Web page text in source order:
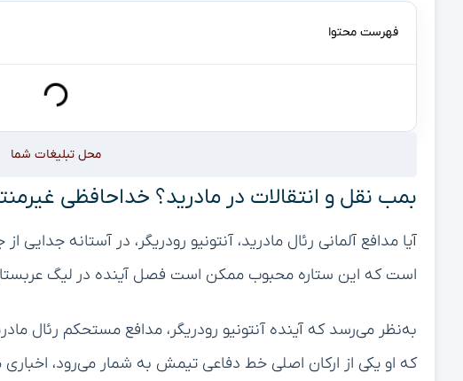
فهرست محتوا
محل تبلیغات شما
بمب نقل و انتقالات در مادرید؟ خداحافظی
آیا مدافع آلمانی رئال مادرید، آنتونیو رودریگر، در آستانه
است که این ستاره محبوب ممکن است فصل آینده در لیگ
به‌نظر می‌رسد که آینده آنتونیو رودریگر، مدافع مستحکم رئال
که او یکی از ارکان اصلی خط دفاعی تیمش به شمار می‌رود، اخباری